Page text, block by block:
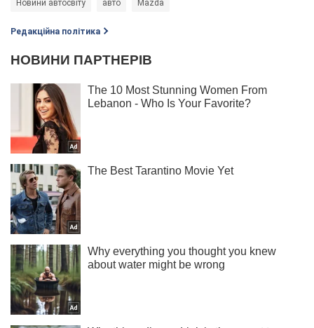
Новини автосвіту авто Mazda
Редакційна політика